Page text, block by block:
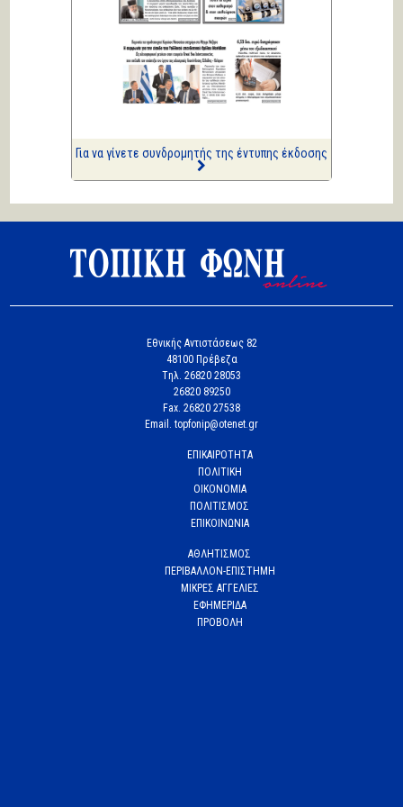
ΑΡΙΩΝ
Ιστορίες Καθημερινής
Τρέλας
συλλήψεις...
Για να γίνετε συνδρομητής της έντυπης έκδοσης
Εθνικής Αντιστάσεως 82
48100 Πρέβεζα
Tηλ. 26820 28053
26820 89250
Fax. 26820 27538
Email. topfonip@otenet.gr
ΕΠΙΚΑΙΡΟΤΗΤΑ
ΠΟΛΙΤΙΚΗ
ΟΙΚΟΝΟΜΙΑ
ΠΟΛΙΤΙΣΜΟΣ
ΕΠΙΚΟΙΝΩΝΙΑ
ΑΘΛΗΤΙΣΜΟΣ
ΠΕΡΙΒΑΛΛΟΝ-ΕΠΙΣΤΗΜΗ
ΜΙΚΡΕΣ ΑΓΓΕΛΙΕΣ
ΕΦΗΜΕΡΙΔΑ
ΠΡΟΒΟΛΗ